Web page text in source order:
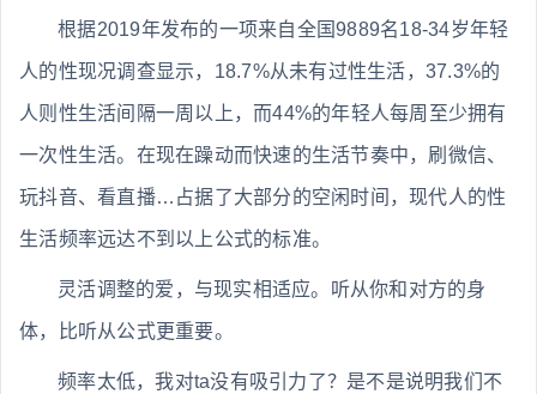
根据2019年发布的一项来自全国9889名18-34岁年轻
人的性现况调查显示，18.7%从未有过性生活，37.3%的
人则性生活间隔一周以上，而44%的年轻人每周至少拥有
一次性生活。在现在躁动而快速的生活节奏中，刷微信、
玩抖音、看直播…占据了大部分的空闲时间，现代人的性
生活频率远达不到以上公式的标准。
灵活调整的爱，与现实相适应。听从你和对方的身
体，比听从公式更重要。
频率太低，我对ta没有吸引力了？是不是说明我们不